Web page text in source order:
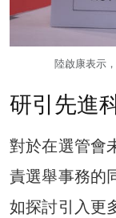
陸啟康表示
研引先進
對於在選管會
責選舉事務的
如探討引入更